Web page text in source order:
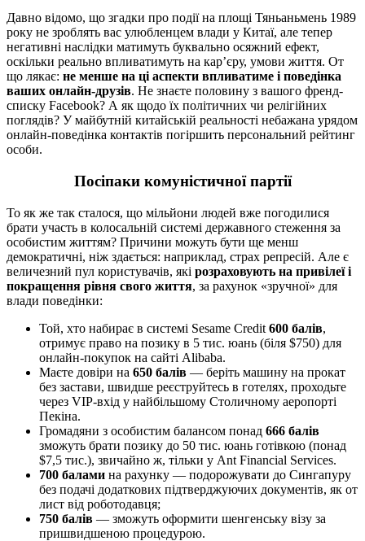
Давно відомо, що згадки про події на площі Тяньаньмень 1989
року не зроблять вас улюбленцем влади у Китаї, але тепер
негативні наслідки матимуть буквально осяжний ефект,
оскільки реально впливатимуть на кар’єру, умови життя. От
що лякає: не менше на ці аспекти впливатиме і поведінка
ваших онлайн-друзів. Не знаєте половину з вашого френд-
списку Facebook? А як щодо їх політичних чи релігійних
поглядів? У майбутній китайській реальності небажана урядом
онлайн-поведінка контактів погіршить персональний рейтинг
особи.
Посіпаки комуністичної партії
То як же так сталося, що мільйони людей вже погодилися
брати участь в колосальній системі державного стеження за
особистим життям? Причини можуть бути ще менш
демократичні, ніж здається: наприклад, страх репресій. Але є
величезний пул користувачів, які розраховують на привілеї і
покращення рівня свого життя, за рахунок «зручної» для
влади поведінки:
Той, хто набирає в системі Sesame Credit 600 балів,
отримує право на позику в 5 тис. юань (біля $750) для
онлайн-покупок на сайті Alibaba.
Маєте довіри на 650 балів — беріть машину на прокат
без застави, швидше реєструйтесь в готелях, проходьте
через VIP-вхід у найбільшому Столичному аеропорті
Пекіна.
Громадяни з особистим балансом понад 666 балів
зможуть брати позику до 50 тис. юань готівкою (понад
$7,5 тис.), звичайно ж, тільки у Ant Financial Services.
700 балами на рахунку — подорожувати до Сингапуру
без подачі додаткових підтверджуючих документів, як от
лист від роботодавця;
750 балів — зможуть оформити шенгенську візу за
пришвидшеною процедурою.